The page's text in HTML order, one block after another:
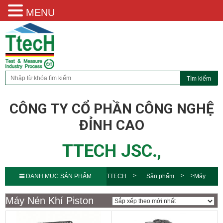
CÔNG TY CỔ PHẦN CÔNG NGHỆ
ĐỈNH CAO
TTECH JSC.,
DANH MỤC SẢN PHẨM TTECH Sản phẩm Máy
Nén Khí ALup Máy Nén Khí
Máy Nén Khí Piston
MENU